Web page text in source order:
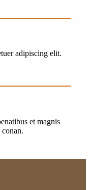
adipiscing elit.
et magnis